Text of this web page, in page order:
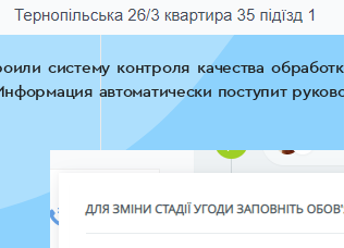
систему контроля качества
автоматически поступит